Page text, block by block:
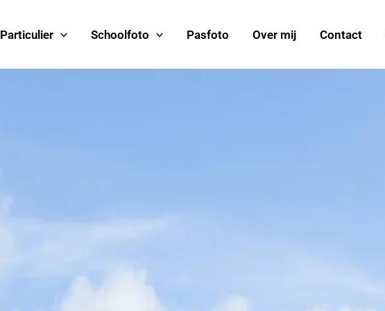
Particulier Schoolfoto Pasfoto Over mij Contact